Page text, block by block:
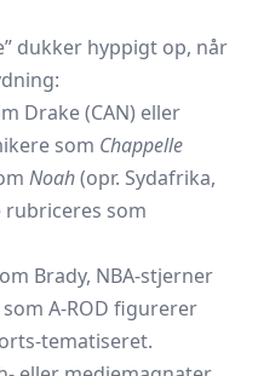
dukker hyppigt op, når
Drake (CAN) eller
som Chappelle
Noah(opr. Sydafrika,
rubriceres som
Brady, NBA-stjerner
A-ROD figurerer
tema­tiseret.